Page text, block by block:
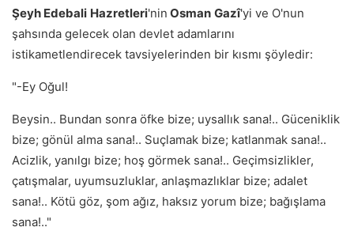
Şeyh Edebali Hazretleri'nin Osman Gazî'yi ve O'nun
şahsında gelecek olan devlet adamlarını
istikametlendirecek tavsiyelerinden bir kısmı şöyledir:
"-Ey Oğul!
Beysin.. Bundan sonra öfke bize; uysallık sana!.. Güceniklik
bize; gönül alma sana!.. Suçlamak bize; katlanmak sana!..
Acizlik, yanılgı bize; hoş görmek sana!.. Geçimsizlikler,
çatışmalar, uyumsuzluklar, anlaşmazlıklar bize; adalet
sana!.. Kötü göz, şom ağız, haksız yorum bize; bağışlama
sana!.."